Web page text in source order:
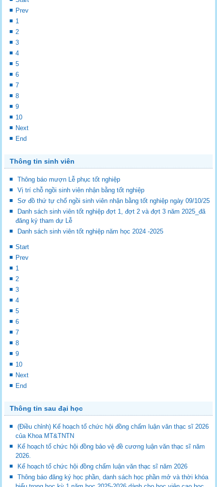
Prev
1
2
3
4
5
6
7
8
9
10
Next
End
Thông tin sinh viên
Thông báo mượn Lễ phục tốt nghiệp
Vị trí chỗ ngồi sinh viên nhận bằng tốt nghiệp
Sơ đồ thứ tự chổ ngồi sinh viên nhận bằng tốt nghiệp ngày 09/10/25
Danh sách sinh viên tốt nghiệp đợt 1, đợt 2 và đợt 3 năm 2025_đã
đăng ký tham dự Lễ
Danh sách sinh viên tốt nghiệp năm học 2024 -2025
Start
Prev
1
2
3
4
5
6
7
8
9
10
Next
End
Thông tin sau đại học
(Điều chỉnh) Kế hoạch tổ chức hội đồng chấm luận văn thạc sĩ 2026
của Khoa MT&TNTN
Kế hoạch tổ chức hội đồng bảo vệ đề cương luận văn thạc sĩ năm
2026.
Kế hoạch tổ chức hội đồng chấm luận văn thạc sĩ năm 2026
Thông báo đăng ký học phần, danh sách học phần mở và thời khóa